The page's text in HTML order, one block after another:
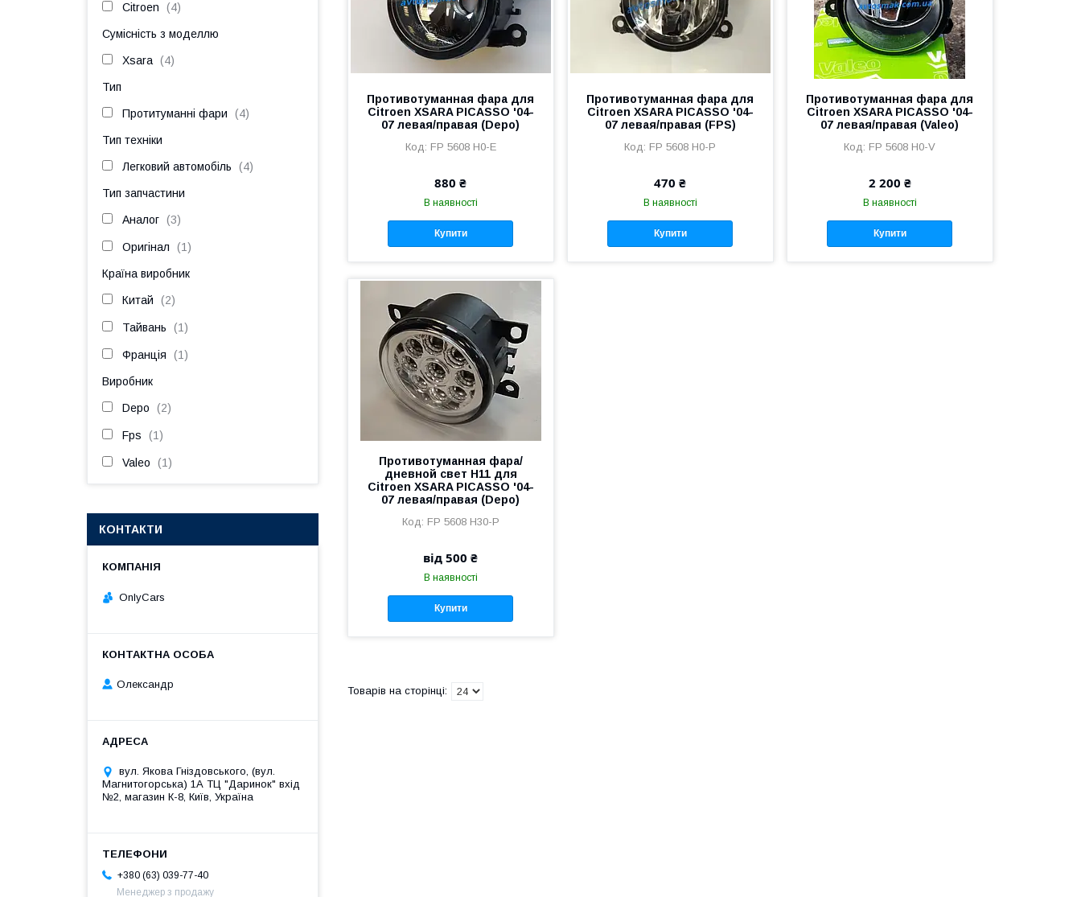
Противотуманная фара для
Citroen XSARA PICASSO '04-
07 левая/правая (Depo)
FP 5608 H0-E
880 ₴
В наявності
Купити
Противотуманная фара для
Citroen XSARA PICASSO '04-
07 левая/правая (FPS)
FP 5608 H0-P
470 ₴
В наявності
Купити
Противотуманная фара для
Citroen XSARA PICASSO '04-
07 левая/правая (Valeo)
FP 5608 H0-V
2 200 ₴
В наявності
Купити
Противотуманная фара/
дневной свет H11 для
Citroen XSARA PICASSO '04-
07 левая/правая (Depo)
FP 5608 H30-P
від 500 ₴
В наявності
Купити
Citroen 4
Сумісність з моделлю
Xsara 4
Тип
Протитуманні фари 4
Тип техніки
Легковий автомобіль 4
Тип запчастини
Аналог 3
Оригінал 1
Країна виробник
Китай 2
Тайвань 1
Франція 1
Виробник
Depo 2
Fps 1
Valeo 1
КОНТАКТИ
OnlyCars
Олександр
вул. Якова Гніздовського, (вул.
Магнитогорська) 1А ТЦ "Даринок" вхід
№2, магазин К-8, Київ, Україна
+380 (63) 039-77-40
Менеджер з продажу